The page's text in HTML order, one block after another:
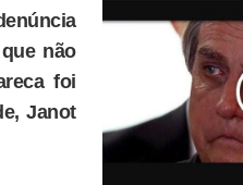
não
foi
Janot